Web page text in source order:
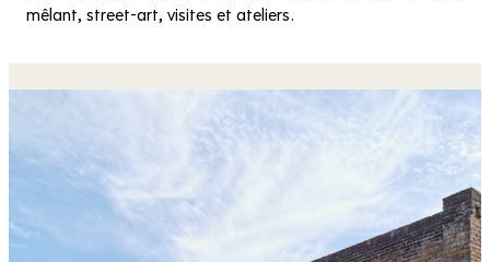
mêlant, street-art, visites et ateliers.